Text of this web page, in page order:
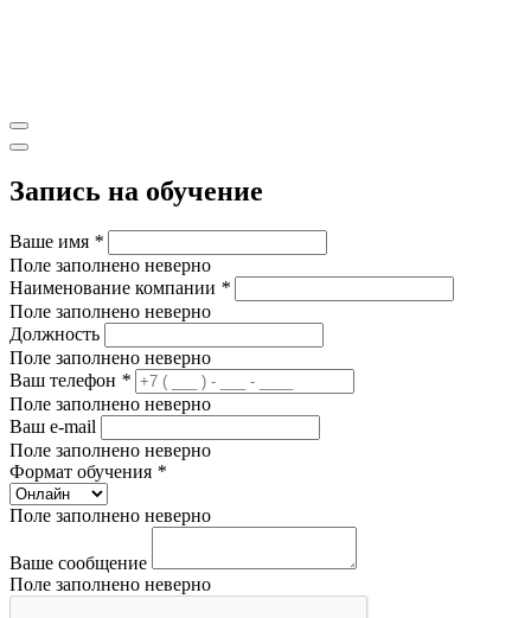
Запись на обучение
Ваше имя *
Поле заполнено неверно
Наименование компании *
Поле заполнено неверно
Должность
Поле заполнено неверно
Ваш телефон *
Поле заполнено неверно
Ваш e-mail
Поле заполнено неверно
Формат обучения *
Поле заполнено неверно
Ваше сообщение
Поле заполнено неверно